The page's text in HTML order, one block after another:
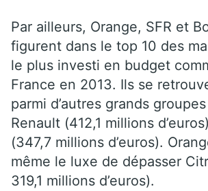
Par ailleurs, Orange, SFR et
figurent dans le top 10 des
le plus investi en budget
France en 2013. Ils se
parmi d’autres grands
Renault (412,1 millions
(347,7 millions d’euros).
même le luxe de dépasser
319,1 millions d’euros).